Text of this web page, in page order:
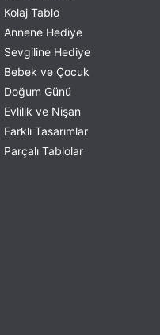
Kolaj Tablo
Annene Hediye
Sevgiline Hediye
Bebek ve Çocuk
Doğum Günü
Evlilik ve Nişan
Farklı Tasarımlar
Parçalı Tablolar